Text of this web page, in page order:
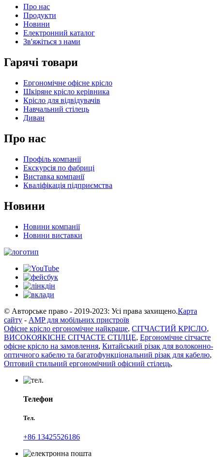
Про нас
Продукти
Новини
Електронний каталог
Зв'яжіться з нами
Гарячі товари
Ергономічне офісне крісло
Шкіряне крісло керівника
Крісло для відвідувачів
Навчальний стілець
Диван
Про нас
Профіль компанії
Екскурсія по фабриці
Виставка компанії
Кваліфікація підприємства
Новини
Новини компанії
Новини виставки
© Авторське право - 2019-2023: Усі права захищено.Карта
сайту - AMP для мобільних пристроїв
Офісне крісло ергономічне найкраще, СІТЧАСТИЙ КРІСЛО,
ВИСОКОЯКІСНЕ СІТЧАСТЕ СТІЛЦЕ, Ергономічне сітчасте
офісне крісло на замовлення, Китайський різак для волоконно-
оптичного кабелю та багатофункціональний різак для кабелю,
Оптовий стильний ергономічний офісний стілець,
Телефон
Тел.
+86 13425526186